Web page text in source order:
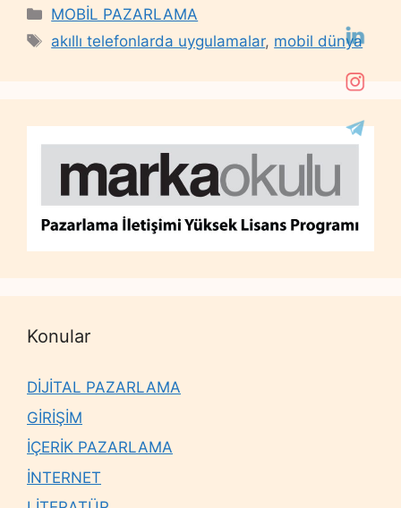
Categories
MOBİL PAZARLAMA
Tags
akıllı telefonlarda uygulamalar, mobil dünya
Konular
DİJİTAL PAZARLAMA
GİRİŞİM
İÇERİK PAZARLAMA
İNTERNET